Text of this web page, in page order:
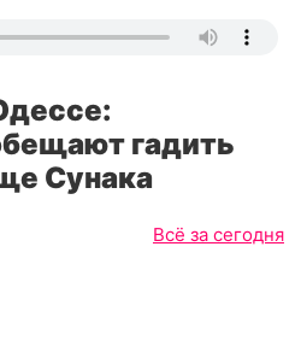
гадить
Сунака
Всё за сегодня